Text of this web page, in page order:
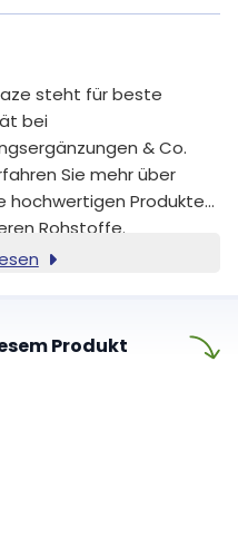
Formel vereint
Tropfen täglich lässt
in den
integrieren und ist
Kinder, die wenig
bekommen oder
Nahrungsergänzung
steht für beste
bei
& Co.
Sie mehr über
hochwertigen Produkte
Rohstoffe.
Produkt